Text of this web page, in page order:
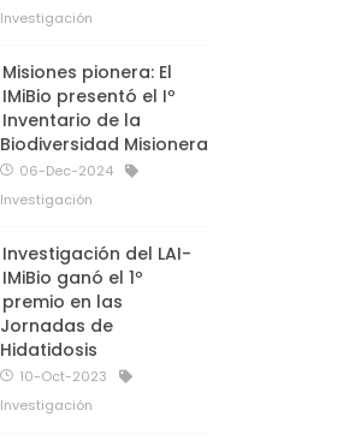
Investigación
Misiones pionera: El
IMiBio presentó el Iº
Inventario de la
Biodiversidad Misionera
06-Dec-2024
Investigación
Investigación del LAI-
IMiBio ganó el 1º
premio en las
Jornadas de
Hidatidosis
10-Oct-2023
Investigación